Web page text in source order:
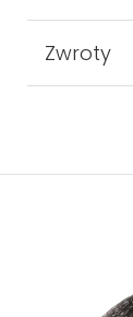
Zwroty